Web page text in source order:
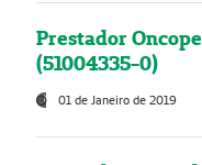
Prestador
(51004335-0)
01 de Janeiro de 2019